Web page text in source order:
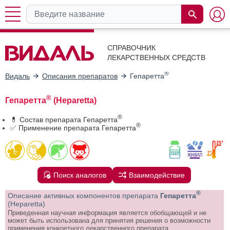
СПРАВОЧНИК
ЛЕКАРСТВЕННЫХ СРЕДСТВ
Видаль Описания препаратов Гепаретта®
Гепаретта® (Heparetta)
💊 Состав препарата Гепаретта®
✅ Применение препарата Гепаретта®
Поиск аналогов Взаимодействие
Описание активных компонентов препарата Гепаретта®
(Heparetta)
Приведенная научная информация является обобщающей и не
может быть использована для принятия решения о возможности
применения конкретного лекарственного препарата.